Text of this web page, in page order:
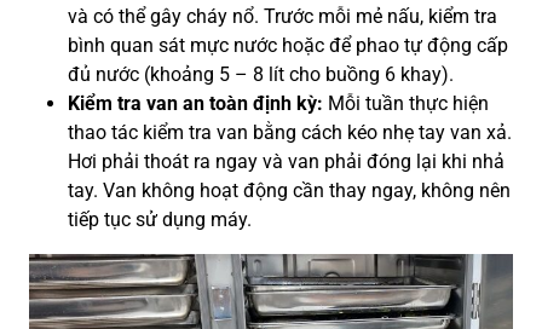
và có thể gây cháy nổ. Trước mỗi mẻ nấu, kiểm tra
bình quan sát mực nước hoặc để phao tự động cấp
đủ nước (khoảng 5 – 8 lít cho buồng 6 khay).
Kiểm tra van an toàn định kỳ: Mỗi tuần thực hiện
thao tác kiểm tra van bằng cách kéo nhẹ tay van xả.
Hơi phải thoát ra ngay và van phải đóng lại khi nhả
tay. Van không hoạt động cần thay ngay, không nên
tiếp tục sử dụng máy.